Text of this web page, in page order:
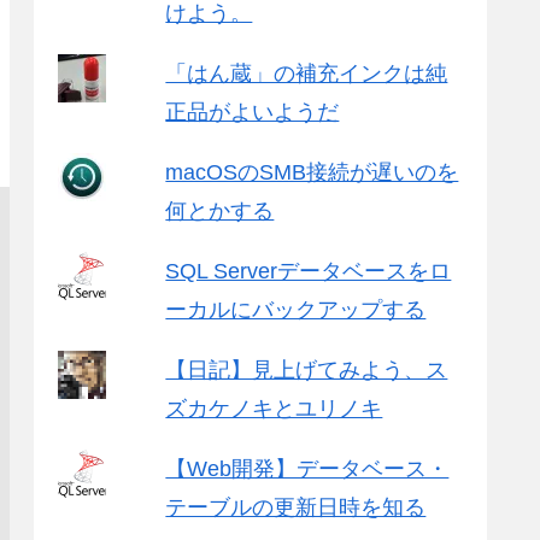
けよう。
「はん蔵」の補充インクは純
正品がよいようだ
macOSのSMB接続が遅いのを
何とかする
SQL Serverデータベースをロ
ーカルにバックアップする
【日記】見上げてみよう、ス
ズカケノキとユリノキ
【Web開発】データベース・
テーブルの更新日時を知る